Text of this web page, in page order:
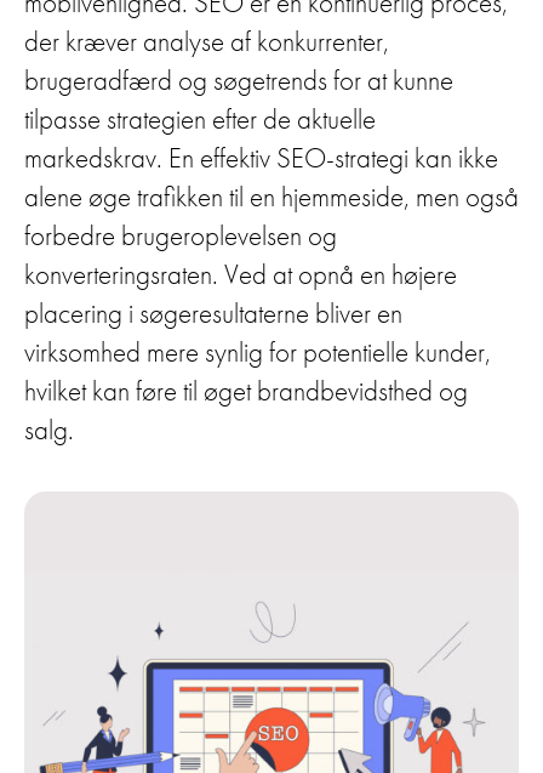
der kræver analyse af konkurrenter,
brugeradfærd og søgetrends for at kunne
tilpasse strategien efter de aktuelle
markedskrav. En effektiv SEO-strategi kan ikke
alene øge trafikken til en hjemmeside, men også
forbedre brugeroplevelsen og
konverteringsraten. Ved at opnå en højere
placering i søgeresultaterne bliver en
virksomhed mere synlig for potentielle kunder,
hvilket kan føre til øget brandbevidsthed og
salg.